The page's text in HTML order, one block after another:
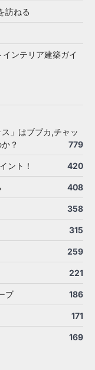
訪ねる
ンテリア建築ガイ
」はブブカ,チャッ
？
779
ント！ 420
408
358
315
259
221
ブ 186
171
169